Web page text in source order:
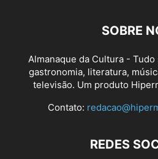
SOBRE
Almanaque da Cultura -
gastronomia, literatura,
televisão. Um produto
Contato:
REDES